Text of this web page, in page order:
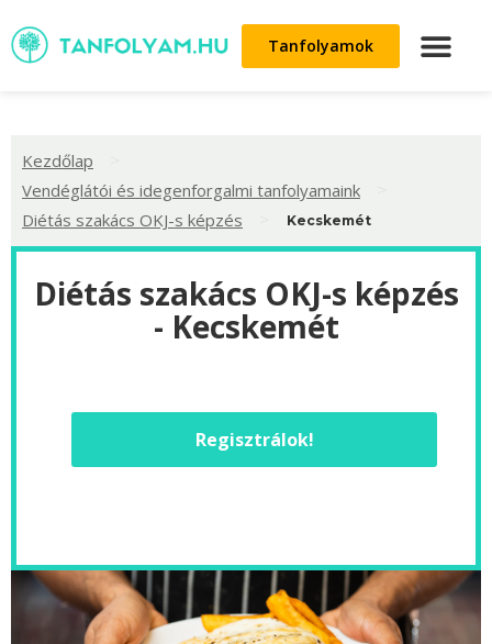
Tanfolyamok
Kezdőlap
Vendéglátói és idegenforgalmi tanfolyamaink
Diétás szakács OKJ-s képzés Kecskemét
Diétás szakács OKJ-s képzés
- Kecskemét
Regisztrálok!